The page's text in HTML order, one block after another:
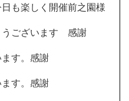
も楽しく開催前之園様
ございます 感謝
す。感謝
す。感謝